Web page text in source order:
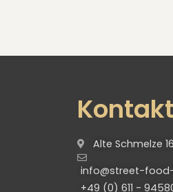
Kontakt
Alte Schmelze
info@street-
+49 (0) 611 -